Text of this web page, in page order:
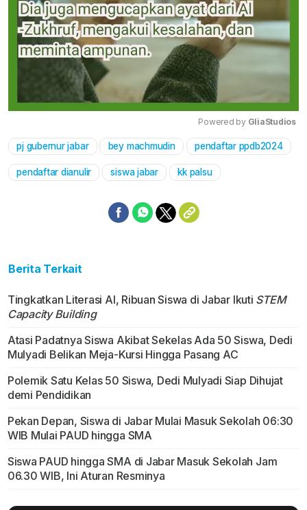
Mute
Powered by GliaStudios
pj gubernur jabar bey machmudin pendaftar ppdb2024
pendaftar dianulir siswa jabar kk palsu
Berita Terkait
Tingkatkan Literasi AI, Ribuan Siswa di Jabar Ikuti STEM
Capacity Building
Atasi Padatnya Siswa Akibat Sekelas Ada 50 Siswa, Dedi
Mulyadi Belikan Meja-Kursi Hingga Pasang AC
Polemik Satu Kelas 50 Siswa, Dedi Mulyadi Siap Dihujat
demi Pendidikan
Pekan Depan, Siswa di Jabar Mulai Masuk Sekolah 06:30
WIB Mulai PAUD hingga SMA
Siswa PAUD hingga SMA di Jabar Masuk Sekolah Jam
06.30 WIB, Ini Aturan Resminya